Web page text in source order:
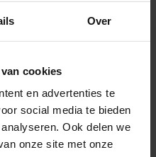
Over
cookies
en advertenties te
social media te bieden
Ook delen we
onze site met onze